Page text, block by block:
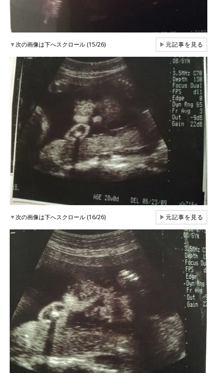
▼次の画像は下へスクロール (15/26) ▶元記事を見る
▼次の画像は下へスクロール (16/26) ▶元記事を見る